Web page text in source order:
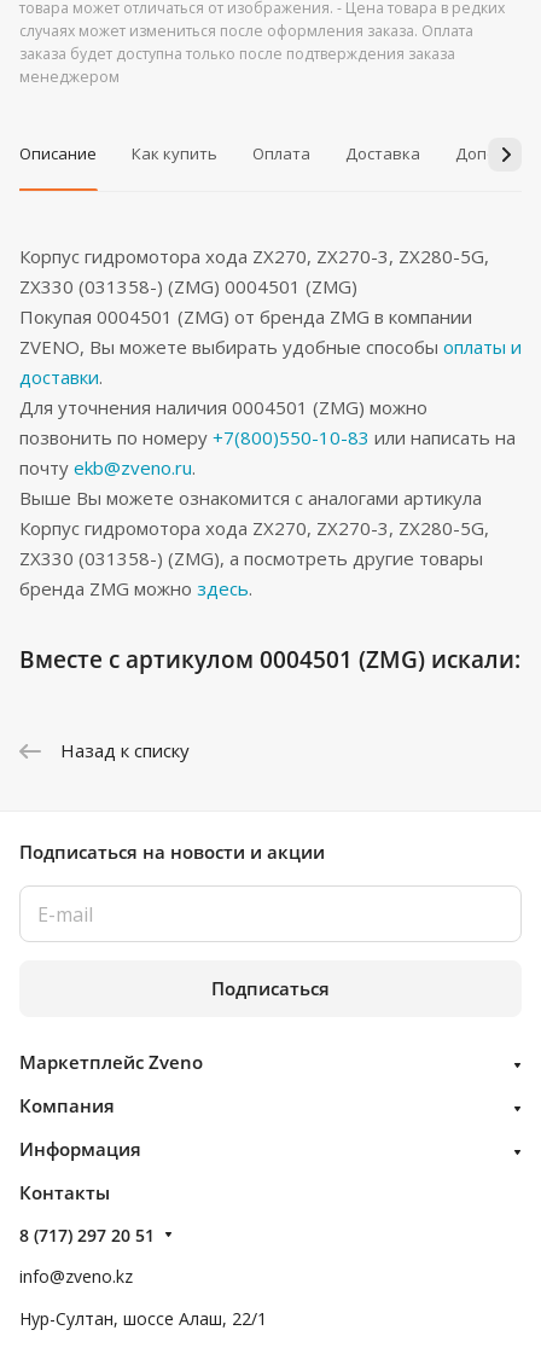
товара может отличаться от изображения. - Цена товара в редких
случаях может измениться после оформления заказа. Оплата
заказа будет доступна только после подтверждения заказа
менеджером
Описание Как купить Оплата Доставка
Корпус гидромотора хода ZX270, ZX270-3, ZX280-5G,
ZX330 (031358-) (ZMG) 0004501 (ZMG)
Покупая 0004501 (ZMG) от бренда ZMG в компании
ZVENO, Вы можете выбирать удобные способы оплаты и
доставки.
Для уточнения наличия 0004501 (ZMG) можно
позвонить по номеру +7(800)550-10-83 или написать на
почту ekb@zveno.ru.
Выше Вы можете ознакомится с аналогами артикула
Корпус гидромотора хода ZX270, ZX270-3, ZX280-5G,
ZX330 (031358-) (ZMG), а посмотреть другие товары
бренда ZMG можно здесь.
Вместе с артикулом 0004501 (ZMG) искали:
Назад к списку
Подписаться на новости и акции
Подписаться
Маркетплейс Zveno
Компания
Информация
Контакты
8 (717) 297 20 51
info@zveno.kz
Нур-Султан, шоссе Алаш, 22/1